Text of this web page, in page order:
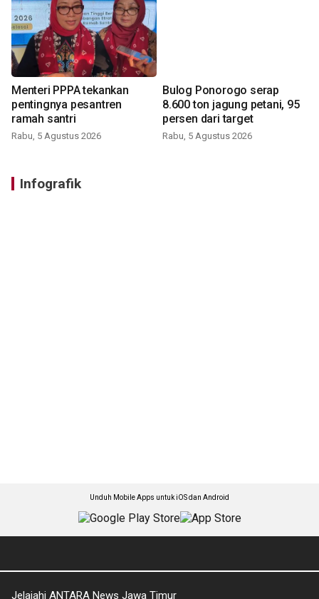
Menteri PPPA tekankan
pentingnya pesantren
ramah santri
Rabu, 5 Agustus 2026
Bulog Ponorogo serap
8.600 ton jagung petani, 95
persen dari target
Rabu, 5 Agustus 2026
Infografik
Unduh Mobile Apps untuk iOS dan Android
Jelajahi ANTARA News Jawa Timur